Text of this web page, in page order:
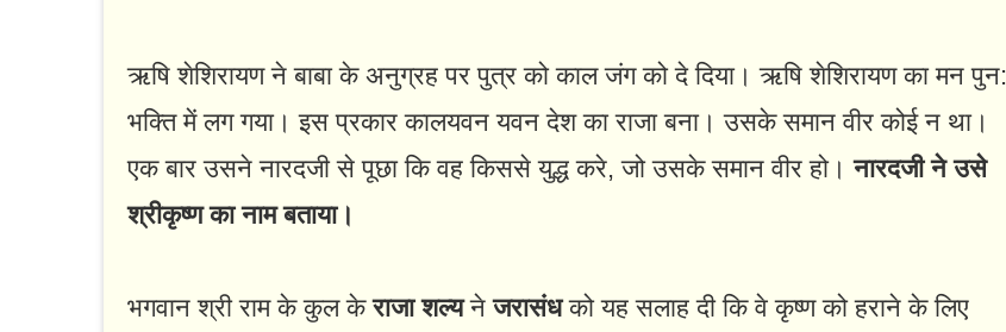
ऋषि शेशिरायण ने बाबा के अनुग्रह पर पुत्र को काल जंग को दे दिया। ऋषि शेशिरायण का मन पुन:
भक्ति में लग गया। इस प्रकार कालयवन यवन देश का राजा बना। उसके समान वीर कोई न था।
एक बार उसने नारदजी से पूछा कि वह किससे युद्ध करे, जो उसके समान वीर हो।नारदजी ने उसे
श्रीकृष्ण का नाम बताया।
भगवान श्री राम के कुल केराजा शल्यनेजरासंधको यह सलाह दी कि वे कृष्ण को हराने के लिए